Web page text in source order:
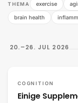
THEMA exercise
brain health
20.–26. JUL 2026
COGNITION
Einige